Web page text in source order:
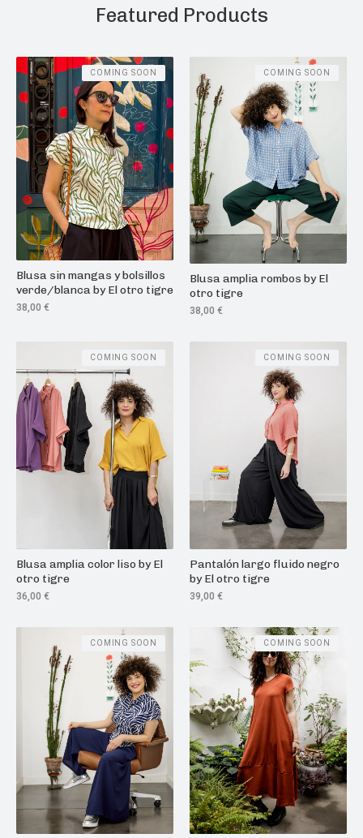
Featured Products
Blusa sin mangas y bolsillos
verde/blanca by El otro tigre
38,00 €
COMING SOON
Blusa amplia rombos by El
otro tigre
38,00 €
COMING SOON
Blusa amplia color liso by El
otro tigre
36,00 €
COMING SOON
Pantalón largo fluido negro
by El otro tigre
39,00 €
COMING SOON
COMING SOON COMING SOON